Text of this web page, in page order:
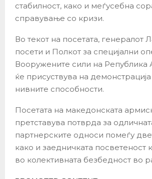
стабилност, како и меѓусебна
справување со кризи.
Во текот на посетата, генералот
посети и Полкот за специјални
Вооружените сили на Република
ќе присуствува на
нивните способности.
Посетата на македонската
претставува потврда за
партнерските односи помеѓу
како и заедничката посветеност
во колективната безбедност во